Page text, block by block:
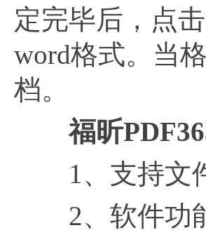
定完毕后，点
word格式。当
档。
福昕
1、支持文件
2、软件功能